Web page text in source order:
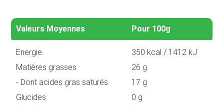
Valeurs Moyennes Pour 100g
Energie
350 kcal / 1412 kJ
Matières grasses
26 g
- Dont acides gras saturés
17 g
Glucides
0 g